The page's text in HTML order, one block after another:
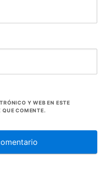
Y WEB EN ESTE
COMENTE.